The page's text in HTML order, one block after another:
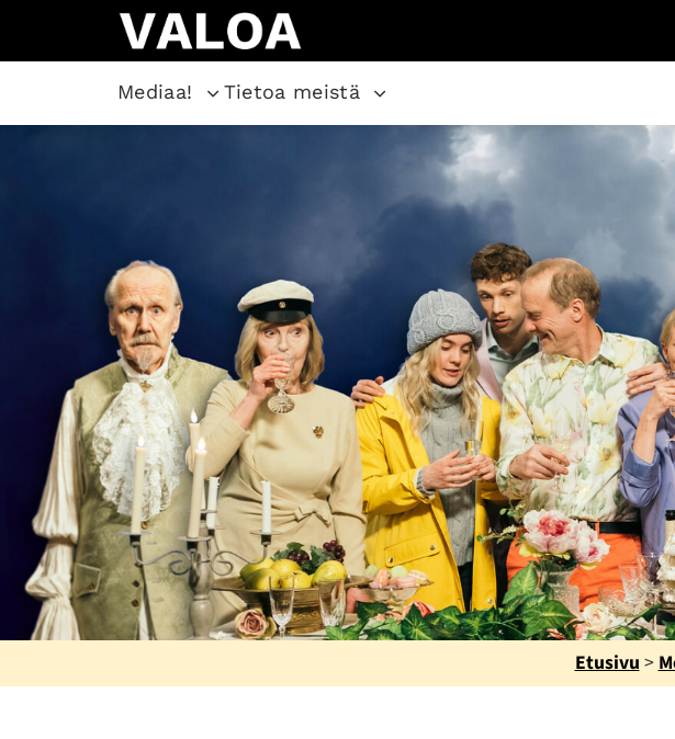
Mediaa! Tietoa meistä
Etusivu>